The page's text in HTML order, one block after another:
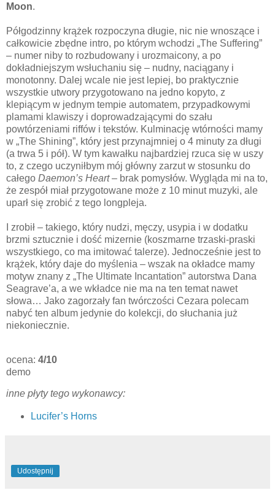
Moon.
Półgodzinny krążek rozpoczyna długie, nic nie wnoszące i
całkowicie zbędne intro, po którym wchodzi „The Suffering”
– numer niby to rozbudowany i urozmaicony, a po
dokładniejszym wsłuchaniu się – nudny, naciągany i
monotonny. Dalej wcale nie jest lepiej, bo praktycznie
wszystkie utwory przygotowano na jedno kopyto, z
klepiącym w jednym tempie automatem, przypadkowymi
plamami klawiszy i doprowadzającymi do szału
powtórzeniami riffów i tekstów. Kulminację wtórności mamy
w „The Shining”, który jest przynajmniej o 4 minuty za długi
(a trwa 5 i pół). W tym kawałku najbardziej rzuca się w uszy
to, z czego uczyniłbym mój główny zarzut w stosunku do
całego Daemon’s Heart– brak pomysłów. Wygląda mi na to,
że zespół miał przygotowane może z 10 minut muzyki, ale
uparł się zrobić z tego longpleja.
I zrobił – takiego, który nudzi, męczy, usypia i w dodatku
brzmi sztucznie i dość mizernie (koszmarne trzaski-praski
wszystkiego, co ma imitować talerze). Jednocześnie jest to
krążek, który daje do myślenia – wszak na okładce mamy
motyw znany z „The Ultimate Incantation” autorstwa Dana
Seagrave’a, a we wkładce nie ma na ten temat nawet
słowa… Jako zagorzały fan twórczości Cezara polecam
nabyć ten album jedynie do kolekcji, do słuchania już
niekoniecznie.
ocena: 4/10
demo
inne płyty tego wykonawcy:
Lucifer’s Horns
Udostępnij